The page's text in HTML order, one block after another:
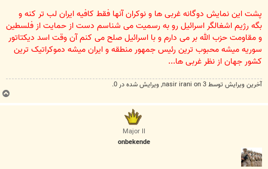
پشت این نمایش دوگانه غربی ها و نوکران آنها فقط کافیه ایران لب تر کنه و
بگه رژیم اشغالگر اسرائیل رو به رسمیت می شناسم دست از حمایت از فلسطین
و مقاومت حزب الله بر می دارم و با اسرائیل صلح می کنم آن وقت اسد دیکتاتور
سوریه میشه محبوب ترین رئیس جمهور منطقه و ایران میشه دموکراتیک ترین
کشور جهان از نظر غربی ها...
آخرین ويرايش توسط 3 on nasir irani, ويرايش شده در 0.
Major II
onbekende